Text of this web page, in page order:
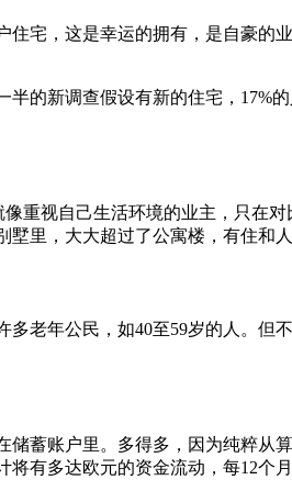
宅，这是幸运的拥有，是自豪
的新调查假设有新的住宅，
重视自己生活环境的业主，只在
里，大大超过了公寓楼，有住和
老年公民，如40至59岁的人。
蓄账户里。多得多，因为纯粹
有多达欧元的资金流动，每12